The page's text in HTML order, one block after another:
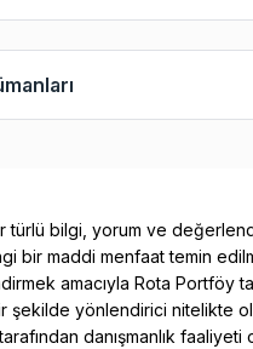
türlü bilgi, yorum ve
bir maddi menfaat temin
amacıyla Rota Portföy
şekilde yönlendirici nitelikte
danışmanlık